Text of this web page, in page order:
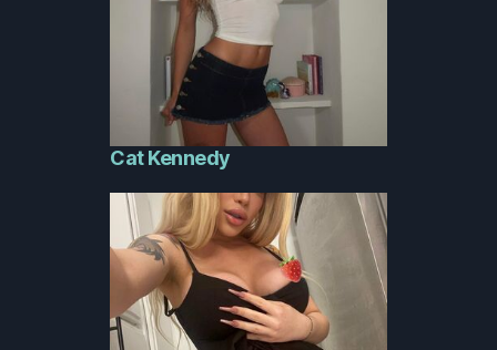
Cat Kennedy